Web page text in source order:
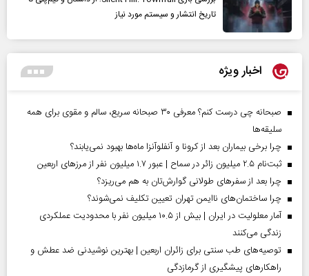
تاریخ انتشار و سیستم مورد نیاز
اخبار ویژه
صبحانه چی درست کنم؟ معرفی ۳۰ صبحانه سریع، سالم و مقوی برای همه
سلیقه‌ها
چرا برخی بیماران بعد از کرونا و آنفلوآنزا ماه‌ها بهبود نمی‌یابند؟
ثبت‌نام ۲.۵ میلیون زائر در سماح | عبور ۱.۷ میلیون نفر از مرز‌های اربعین
چرا بعد از سفرهای طولانی گوارش‌تان به هم می‌ریزد؟
چرا ساختمان‌های ناایمن تهران تعیین تکلیف نمی‌شوند؟
آمار معلولیت در ایران | بیش از ۱۰.۵ میلیون نفر با محدودیت عملکردی
زندگی می‌کنند
توصیه‌های طب سنتی برای زائران اربعین | بهترین نوشیدنی ضد عطش و
راهکارهای پیشگیری از گرمازدگی